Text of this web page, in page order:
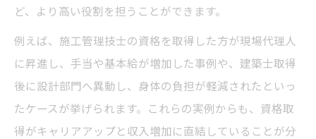
ど、より高い役割を担うことができます。
例えば、施工管理技士の資格を取得した方が現場代理人
に昇進し、手当や基本給が増加した事例や、建築士取得
後に設計部門へ異動し、身体の負担が軽減されたといっ
たケースが挙げられます。これらの実例からも、資格取
得がキャリアアップと収入増加に直結していることが分